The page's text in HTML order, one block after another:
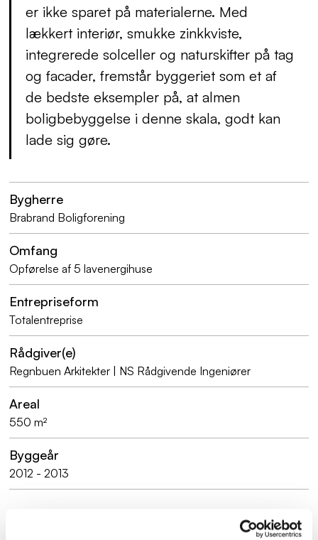
er ikke sparet på materialerne. Med
lækkert interiør, smukke zinkkviste,
integrerede solceller og naturskifter på tag
og facader, fremstår byggeriet som et af
de bedste eksempler på, at almen
boligbebyggelse i denne skala, godt kan
lade sig gøre.
Bygherre
Brabrand Boligforening
Omfang
Opførelse af 5 lavenergihuse
Entrepriseform
Totalentreprise
Rådgiver(e)
Regnbuen Arkitekter | NS Rådgivende Ingeniører
Areal
550 m²
Byggeår
2012 - 2013
Cj Groups ydelser på projektet omfatter